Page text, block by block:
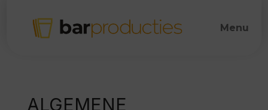
ALGEMENE